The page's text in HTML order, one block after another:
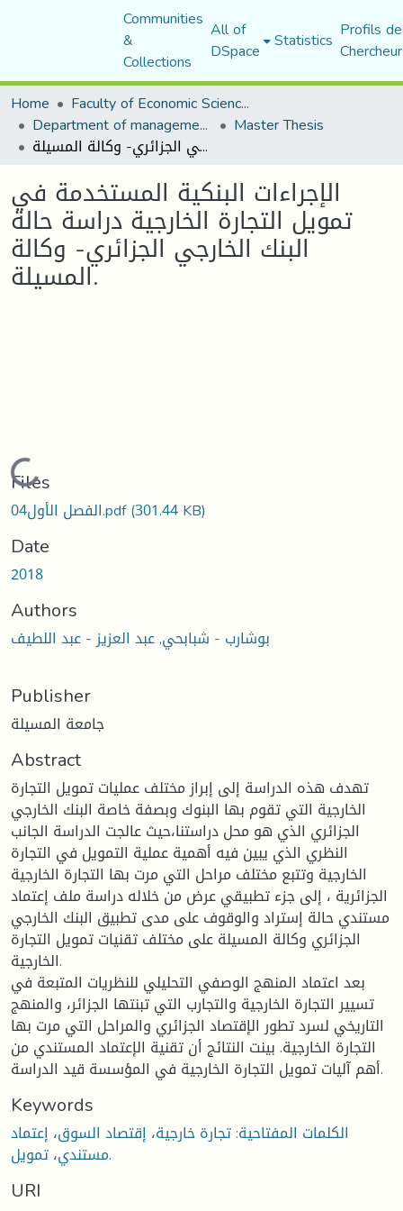
Communities
&
Collections
All of
DSpace Statistics Profils
Home
Faculty of Economic Sciences, Commerce and Management Sciences
Department of management sciences Master Thesis
الإجراءات البنكية المستخدمة في تمويل التجارة الخارجية دراسة حالة البنك الخارجي الجزائري- وكالة المسيلة.
الإجراءات البنكية المستخدمة في
تمويل التجارة الخارجية دراسة حالة
البنك الخارجي الجزائري- وكالة
المسيلة.
Loading...
Files
04الفصل الأول.pdf(301.44 KB)
Date
2018
Authors
بوشارب - شبابحي, عبد العزيز - عبد اللطيف
Publisher
جامعة المسيلة
Abstract
تهدف هذه الدراسة إلى إبراز مختلف عمليات تمويل التجارة
الخارجية التي تقوم بها البنوك وبصفة خاصة البنك الخارجي
الجزائري الذي هو محل دراستنا،حيث عالجت الدراسة الجانب
النظري الذي يبين فيه أهمية عملية التمويل في التجارة
الخارجية وتتبع مختلف مراحل التي مرت بها التجارة الخارجية
الجزائرية ، إلى جزء تطبيقي عرض من خلاله دراسة ملف إعتماد
مستندي حالة إستراد والوقوف على مدى تطبيق البنك الخارجي
الجزائري وكالة المسيلة على مختلف تقنيات تمويل التجارة
الخارجية.
بعد اعتماد المنهج الوصفي التحليلي للنظريات المتبعة في
تسيير التجارة الخارجية والتجارب التي تبنتها الجزائر، والمنهج
التاريخي لسرد تطور الإقتصاد الجزائري والمراحل التي مرت بها
التجارة الخارجية. بينت النتائج أن تقنية الإعتماد المستندي من
أهم آليات تمويل التجارة الخارجية في المؤسسة قيد الدراسة.
Keywords
الكلمات المفتاحية: تجارة خارجية، إقتصاد السوق، إعتماد
مستندي، تمويل.
URI